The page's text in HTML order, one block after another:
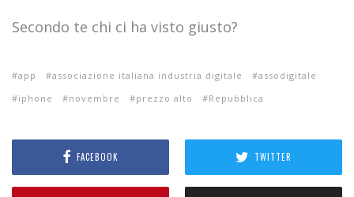
Secondo te chi ci ha visto giusto?
app associazione italiana industria digitale
assodigitale
iphone
novembre prezzo alto Repubblica
FACEBOOK TWITTER